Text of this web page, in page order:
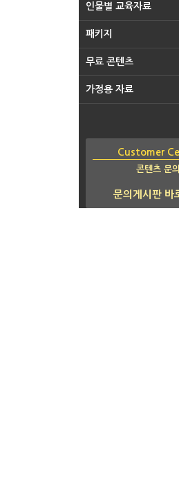
인물별 교육자료
패키지
무료 콘텐츠
가정용 자료
Customer
콘텐츠 문의
문의게시판 바